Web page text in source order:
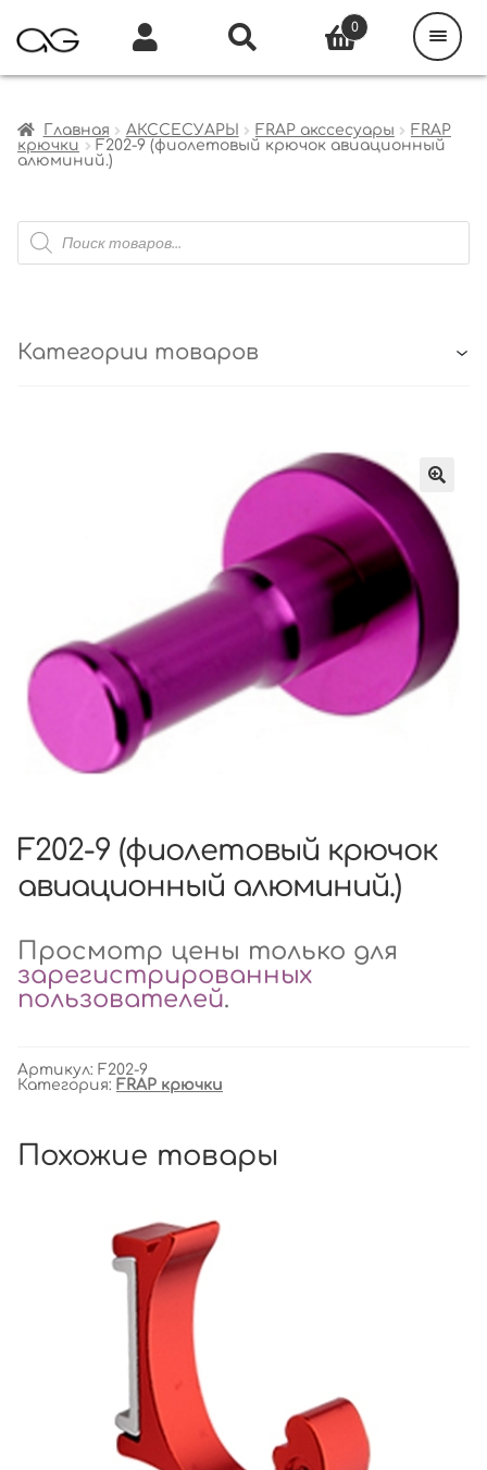
Главная АКССЕСУАРЫ FRAP акссесуары
FRAP
крючки
F202-9 (фиолетовый крючок авиационный
алюминий.)
Поиск
товаров
Категории товаров
F202-9 (фиолетовый крючок
авиационный алюминий.)
Просмотр цены только для
зарегистрированных
пользователей.
Артикул: F202-9
Категория: FRAP крючки
Похожие товары
0